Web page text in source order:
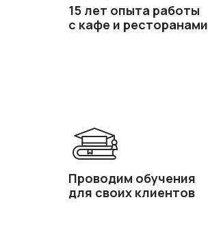
15 лет опыта работы
с кафе и ресторанами
Проводим обучения
для своих клиентов